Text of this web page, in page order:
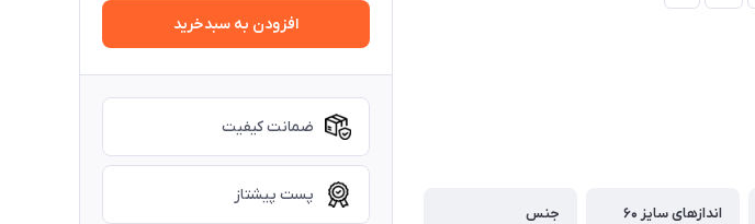
اندازهای سایز ۶۰
جنس
افزودن به سبدخرید
ضمانت کیفیت
پست پیشتاز